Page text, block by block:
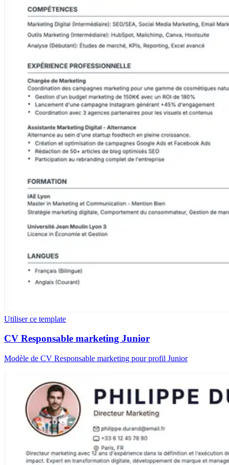
Utiliser ce template
CV Responsable marketing Junior
Modèle de CV Responsable marketing pour profil Junior